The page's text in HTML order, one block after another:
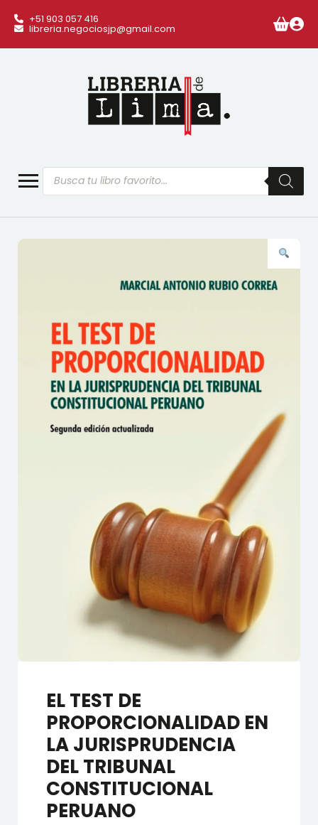
+51 903 057 416
libreria.negociosjp@gmail.com
Búsqueda
de
productos
EL TEST DE
PROPORCIONALIDAD EN
LA JURISPRUDENCIA
DEL TRIBUNAL
CONSTITUCIONAL
PERUANO